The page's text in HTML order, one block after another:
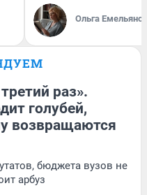
Ольга
раз».
голубей,
возвращаются
бюджета вузов не
арбуз